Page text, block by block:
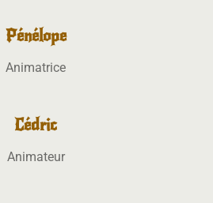
Pénélope
Animatrice
Cédric
Animateur